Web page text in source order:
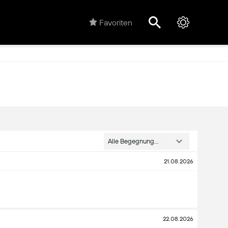
Favoriten
Alle Begegnungen
21.08.2026
22.08.2026